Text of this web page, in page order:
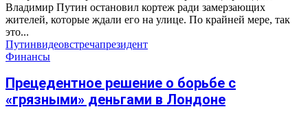
Владимир Путин остановил кортеж ради замерзающих
жителей, которые ждали его на улице. По крайней мере, так
это...
Путинвидеовстречапрезидент
Финансы
Прецедентное решение о борьбе с
«грязными» деньгами в Лондоне